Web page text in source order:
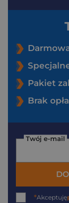
Pakiet
Brak
Twój e-mail
*Akceptuję